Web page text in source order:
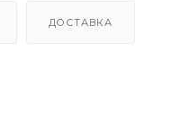
ДОСТАВКА